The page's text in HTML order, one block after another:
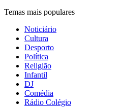
Temas mais populares
Noticiário
Cultura
Desporto
Política
Religião
Infantil
DJ
Comédia
Rádio Colégio